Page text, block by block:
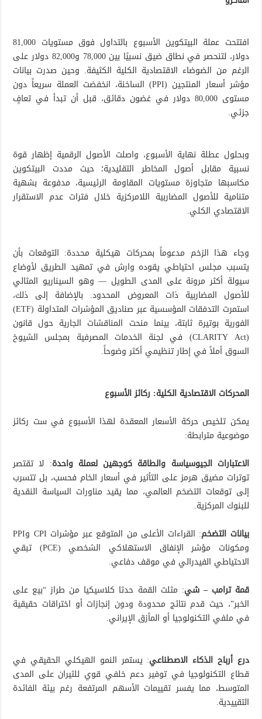
افتتحت عملة البيتكوين الأسبوع بالتداول فوق مستويات 81,000
دولار، لتنحصر في نطاق ضيق نسبيًا بين 78,000 و82,000 دولار على
الرغم من الضوضاء الاقتصادية الكلية الكثيفة. وحين صدرت بيانات
مؤشر أسعار المنتجين (PPI) الساخنة، انخفضت العملة سريعاً دون
مستوى 80,000 دولار في غضون دقائق، قبل أن تبدأ في تعافٍ
جزئي.
وبحلول عطلة نهاية الأسبوع، واصلت الأصول الرقمية إظهار قوة
نسبية مقابل أصول المخاطر التقليدية؛ حيث مددت البيتكوين
مكاسبها متجاوزة مستويات المقاومة الرئيسية، مدفوعة بشهية
متنامية للأصول المضاربية اللامركزية خلال فترات عدم الاستقرار
الاقتصادي الكلي.
وجاء هذا الزخم مدعوماً بمحركات هيكلية محددة: التوقعات بأن
يتسبب مجلس احتياطي يقوده وارش في تمهيد الطريق لأوضاع
سيولة أكثر مرونة على المدى الطويل — وهو السيناريو المثالي
للأصول المضاربية ذات المعروض المحدود. بالإضافة إلى ذلك،
استمرت التدفقات المؤسسية عبر صناديق المؤشرات المتداولة (ETF)
الفورية بوتيرة ثابتة، بينما منحت المناقشات الجارية حول قانون
(CLARITY Act) في لجنة الخدمات المصرفية بمجلس الشيوخ
السوق أملاً في إطار تنظيمي أكثر وضوحاً.
المحركات الاقتصادية الكلية: ركائز الأسبوع
يمكن تلخيص حركة الأسعار المعقدة لهذا الأسبوع في ست ركائز
موضوعية مترابطة:
الاعتبارات الجيوسياسة والطاقة كوجهين لعملة واحدة: لا تقتصر
توترات مضيق هرمز على التأثير في أسعار الخام فحسب، بل تتسرب
إلى توقعات التضخم العالمي، مما يقيد مناورات السياسة النقدية
للبنوك المركزية.
بيانات التضخم
: القراءات الأعلى من المتوقع عبر مؤشرات CPI وPPI
ومكونات مؤشر الإنفاق الاستهلاكي الشخصي (PCE) تبقي
الاحتياطي الفيدرالي في موقف دفاعي.
قمة ترامب – شي: مثلت القمة حدثا كلاسيكيا من طراز “بيع على
الخبر”، حيث قدم نتائج محدودة ودون إنجازات أو اختراقات حقيقية
في ملفي التكنولوجيا أو المأزق الإيراني.
درع أرباح الذكاء الاصطناعي: يستمر النمو الهيكلي الحقيقي في
قطاع التكنولوجيا في توفير دعم خلفي قوي للثيران على المدى
المتوسط، مما يفسر تقييمات الأسهم المرتفعة رغم بيئة الفائدة
التقييدية.